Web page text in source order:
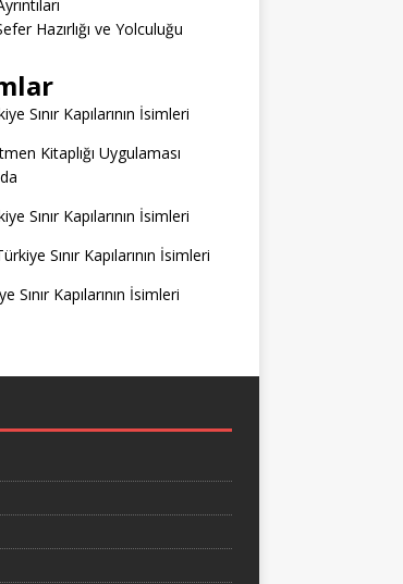
Hazırlığı ve Yolculuğu
Sınır Kapılarının İsimleri
Kitaplığı Uygulaması
Sınır Kapılarının İsimleri
Sınır Kapılarının İsimleri
Sınır Kapılarının İsimleri